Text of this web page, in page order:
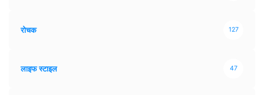
रोचक 127
लाइफ स्टाइल 47